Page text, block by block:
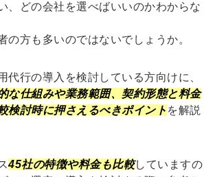
、どの会社を選べばいいのかわからな
の方も多いのではないでしょうか。
代行の導入を検討している方向けに、
な仕組みや業務範囲、契約形態と料金
検討時に押さえるべきポイント を解説
45社の特徴や料金も比較していますの